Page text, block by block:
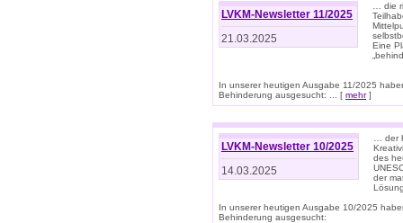
LVKM-Newsletter 11/2025
21.03.2025
… die
Eine
In unserer heutigen Ausgabe 11/2025
Behinderung ausgesucht: ... [ mehr]
LVKM-Newsletter 10/2025
14.03.2025
… der
des
der
In unserer heutigen Ausgabe 10/2025
Behinderung ausgesucht: